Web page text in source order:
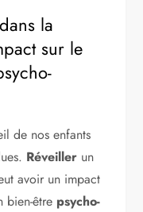
la
sur le
de nos enfants
Réveiller un
avoir un impact
bien-être psycho-